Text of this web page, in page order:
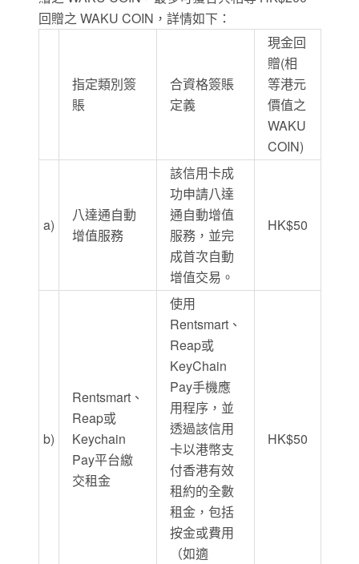
回贈之 WAKU COIN，詳情如下：
指定類別簽
賬
合資格簽賬
定義
現金回
贈(相
等港元
價值之
WAKU
COIN)
a)
八達通自動
增值服務
該信用卡成
功申請八達
通自動增值
服務，並完
成首次自動
增值交易。
HK$50
b)
Rentsmart、
Reap或
Keychain
Pay平台繳
交租金
使用
Rentsmart、
Reap或
KeyChain
Pay手機應
用程序，並
透過該信用
卡以港幣支
付香港有效
租約的全數
租金，包括
按金或費用
（如適
HK$50